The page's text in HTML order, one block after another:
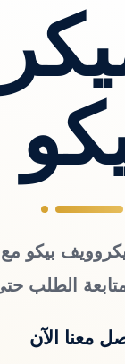
بيكو مع
الطلب
معنا الآن